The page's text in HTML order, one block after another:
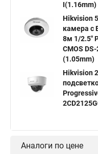
Нikvision микрофон
Hikvision порты
I(1.16mm)
Hikvision
камера c
8м 1/2.5"
CMOS
(1.05mm)
Hikvision
Аналоги по цене